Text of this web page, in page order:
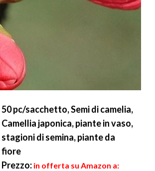
50 pc/sacchetto, Semi di camelia,
Camellia japonica, piante in vaso,
stagioni di semina, piante da
fiore
Prezzo: in offerta su Amazon a: